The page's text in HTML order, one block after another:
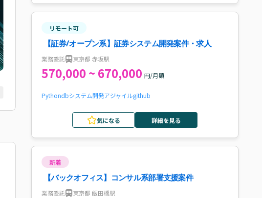
リモート可
【証券/オープン系】証券システム開発案件・求人
業務委託 東京都 赤坂駅
570,000 ~ 670,000 円/月額
Pythondbシステム開発アジャイルgithub
気になる 詳細を見る
新着
【バックオフィス】コンサル系部署支援案件
業務委託 東京都 飯田橋駅